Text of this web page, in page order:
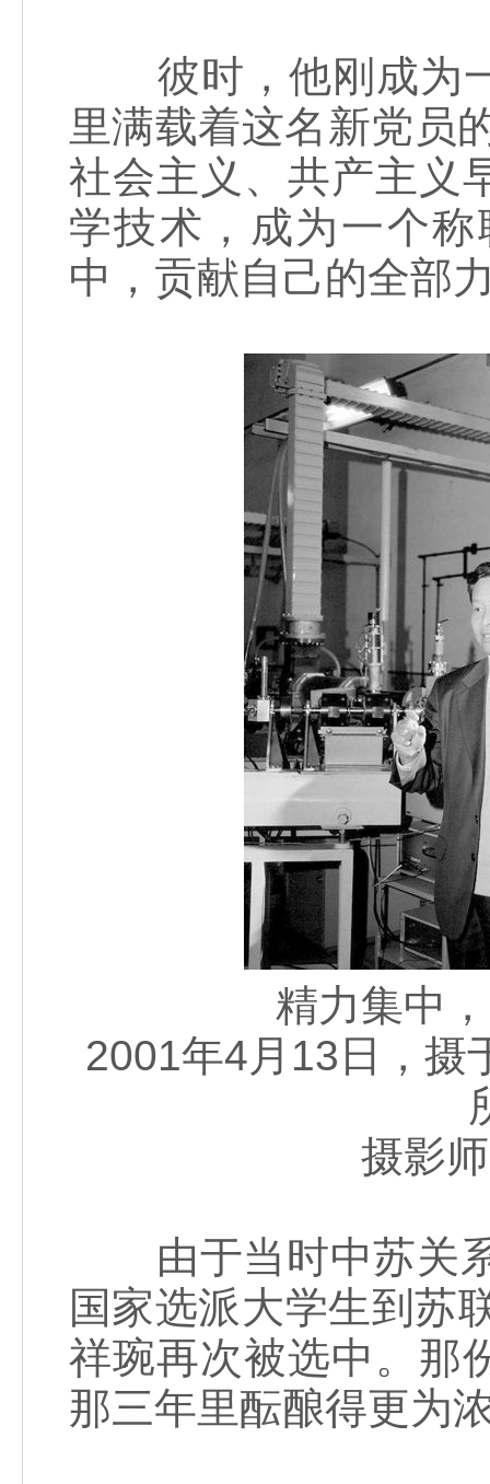
彼时，他刚成为一
里满载着这名新党员
社会主义、共产主义
学技术，成为一个
中，贡献自己的全部
精力集中
2001年4月13日，摄
摄影
由于当时中苏关系
国家选派大学生到苏
祥琬再次被选中。那
那三年里酝酿得更为